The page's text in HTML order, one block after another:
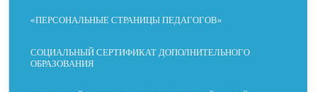
«ПЕРСОНАЛЬНЫЕ СТРАНИЦЫ ПЕДАГОГОВ»
СОЦИАЛЬНЫЙ СЕРТИФИКАТ ДОПОЛНИТЕЛЬНОГО
ОБРАЗОВАНИЯ